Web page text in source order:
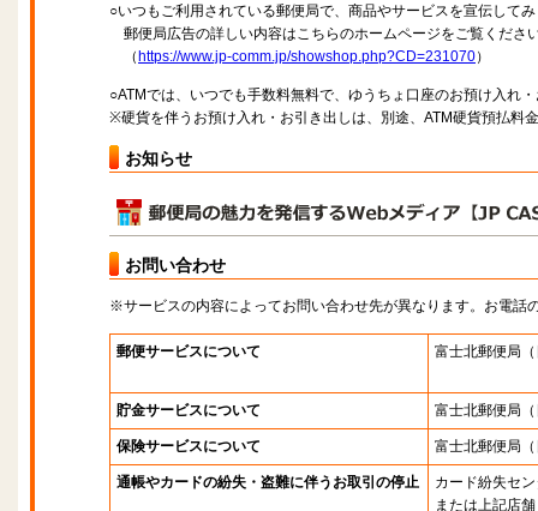
○いつもご利用されている郵便局で、商品やサービスを宣伝して
郵便局広告の詳しい内容はこちらのホームページをご覧くださ
（ https://www.jp-comm.jp/showshop.php?CD=231070）
○ATMでは、いつでも手数料無料で、ゆうちょ口座のお預け入れ
※硬貨を伴うお預け入れ・お引き出しは、別途、ATM硬貨預払料
お知らせ
お問い合わせ
※サービスの内容によってお問い合わせ先が異なります。お電話
郵便サービスについて 富士北郵便局
貯金サービスについて 富士北郵便局
保険サービスについて 富士北郵便局
通帳やカードの紛失・盗難に伴うお取引の停止
カード紛失セ
または上記店舗